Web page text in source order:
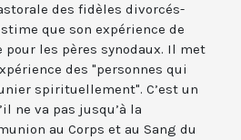
des fidèles divorcés-
que son expérience de
les pères synodaux. Il met
des "personnes qui
spirituellement". C’est un
ne va pas jusqu’à la
au Corps et au Sang du